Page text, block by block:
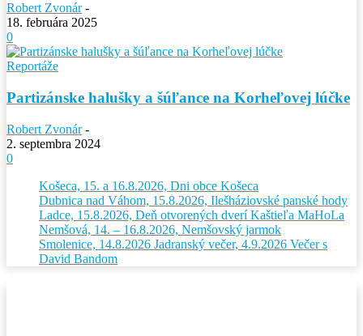
Robert Zvonár -
18. februára 2025
0
Reportáže
Partizánske halušky a šúľance na Korheľovej lúčke
Robert Zvonár -
2. septembra 2024
0
Košeca, 15. a 16.8.2026, Dni obce Košeca
Dubnica nad Váhom, 15.8.2026, Ilešháziovské panské hody
Ladce, 15.8.2026, Deň otvorených dverí Kaštieľa MaHoLa
Nemšová, 14. – 16.8.2026, Nemšovský jarmok
Smolenice, 14.8.2026 Jadranský večer, 4.9.2026 Večer s
David Bandom